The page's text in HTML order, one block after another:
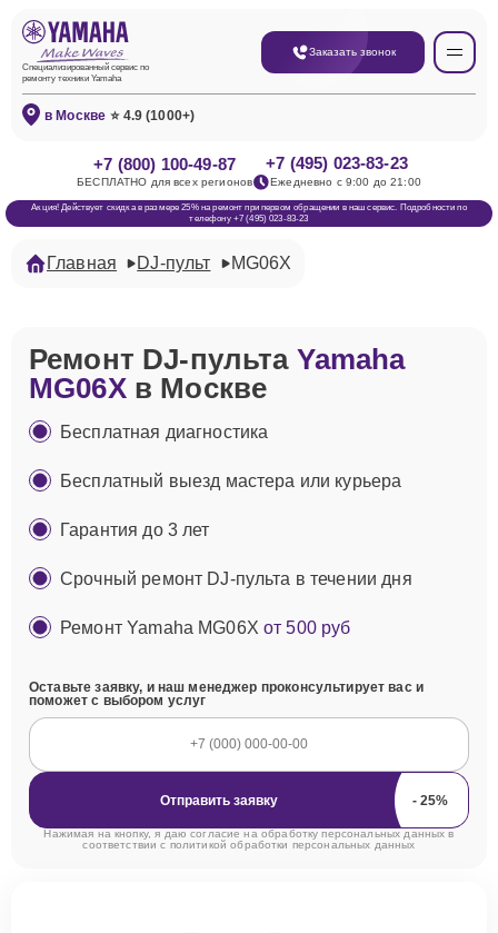
Специализированный сервис по
ремонту техники Yamaha
Заказать звонок
в Москве ⭐ 4.9 (1000+)
+7 (800) 100-49-87
БЕСПЛАТНО для всех регионов
+7 (495) 023-83-23
Ежедневно с 9:00 до 21:00
Акция! Действует скидка в размере 25% на ремонт при первом обращении в наш сервис. Подробности по
телефону +7 (495) 023-83-23
Главная DJ-пульт MG06X
Ремонт DJ-пульта Yamaha
MG06Xв Москве
Бесплатная диагностика
Бесплатный выезд мастера или курьера
Гарантия до 3 лет
Срочный ремонт DJ-пульта в течении дня
Ремонт Yamaha MG06Xот 500 руб
Оставьте заявку, и наш менеджер проконсультирует вас и
поможет с выбором услуг
Отправить заявку
Нажимая на кнопку, я даю согласие на обработку персональных данных в
соответствии с политикой обработки персональных данных